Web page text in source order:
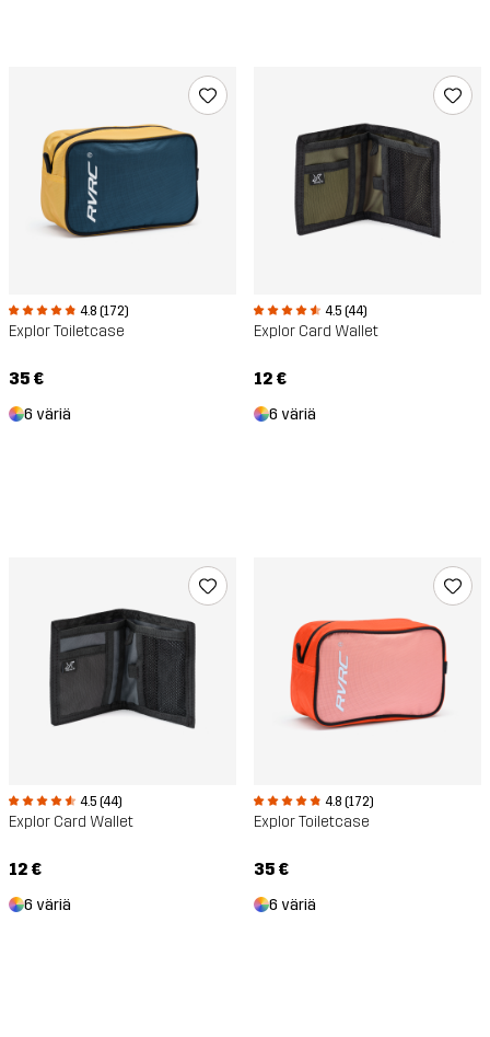
4.8 (172)
Explor Toiletcase
35 €
6 väriä
4.5 (44)
Explor Card Wallet
12 €
6 väriä
4.5 (44)
Explor Card Wallet
12 €
6 väriä
4.8 (172)
Explor Toiletcase
35 €
6 väriä